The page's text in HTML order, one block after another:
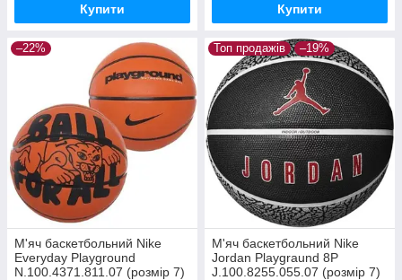
Купити Купити
–22%
М'яч баскетбольний Nike
Everyday Playground
N.100.4371.811.07 (розмір 7)
Топ продажів –19%
М'яч баскетбольний Nike
Jordan Playgraund 8P
J.100.8255.055.07 (розмір 7)